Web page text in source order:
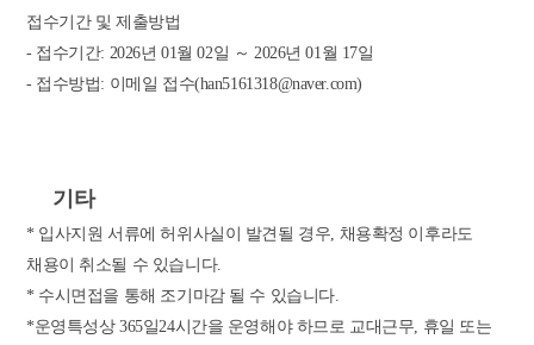
접수기간 및 제출방법
- 접수기간: 2026년 01월 02일 ～ 2026년 01월 17일
- 접수방법: 이메일 접수(han5161318@naver.com)
기타
* 입사지원 서류에 허위사실이 발견될 경우, 채용확정 이후라도
채용이 취소될 수 있습니다.
* 수시면접을 통해 조기마감 될 수 있습니다.
*운영특성상 365일24시간을 운영해야 하므로 교대근무, 휴일 또는